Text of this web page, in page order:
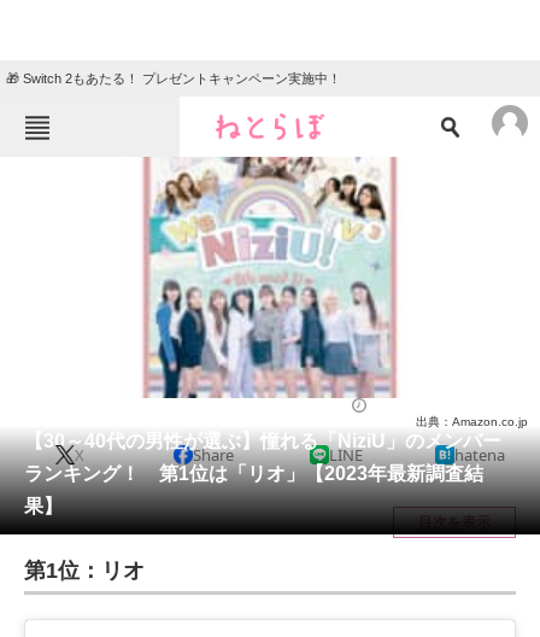
🎁 Switch 2もあたる！ プレゼントキャンペーン実施中！
ニュース
クイズ
地域
教育・育児
リサーチ
会員記事
メディア
注目記事を集めた総合ページ
ITの今と未来を見通す
【30～40代の男性が選ぶ】憧れる「NiziU」のメンバー
ランキング！ 第1位は「リオ」【2023年最新調査結
果】
出典：Amazon.co.jp
X Share LINE hatena
目次を表示
第1位：リオ